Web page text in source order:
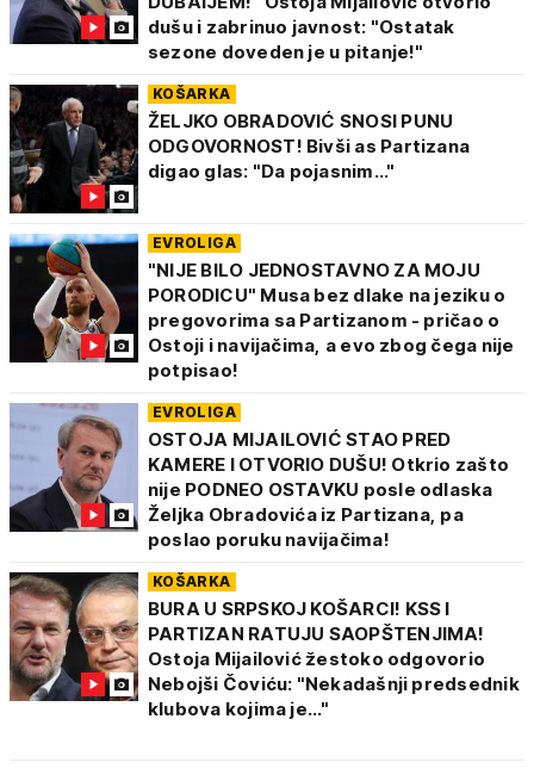
dušu i zabrinuo javnost: "Ostatak
sezone doveden je u pitanje!"
KOŠARKA
ŽELJKO OBRADOVIĆ SNOSI PUNU
ODGOVORNOST! Bivši as Partizana
digao glas: "Da pojasnim..."
EVROLIGA
"NIJE BILO JEDNOSTAVNO ZA MOJU
PORODICU" Musa bez dlake na jeziku o
pregovorima sa Partizanom - pričao o
Ostoji i navijačima, a evo zbog čega nije
potpisao!
EVROLIGA
OSTOJA MIJAILOVIĆ STAO PRED
KAMERE I OTVORIO DUŠU! Otkrio zašto
nije PODNEO OSTAVKU posle odlaska
Željka Obradovića iz Partizana, pa
poslao poruku navijačima!
KOŠARKA
BURA U SRPSKOJ KOŠARCI! KSS I
PARTIZAN RATUJU SAOPŠTENJIMA!
Ostoja Mijailović žestoko odgovorio
Nebojši Čoviću: "Nekadašnji predsednik
klubova kojima je..."